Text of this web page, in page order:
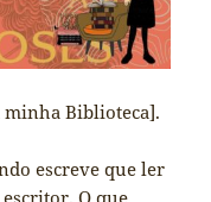
minha Biblioteca].
escreve que ler
O que